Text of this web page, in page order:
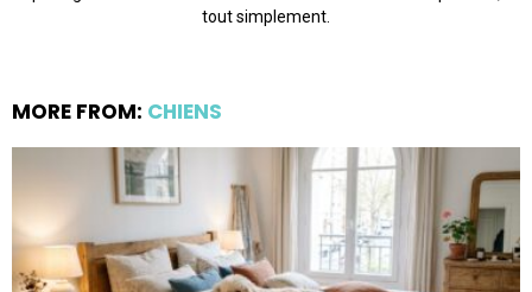
tout simplement.
MORE FROM: CHIENS